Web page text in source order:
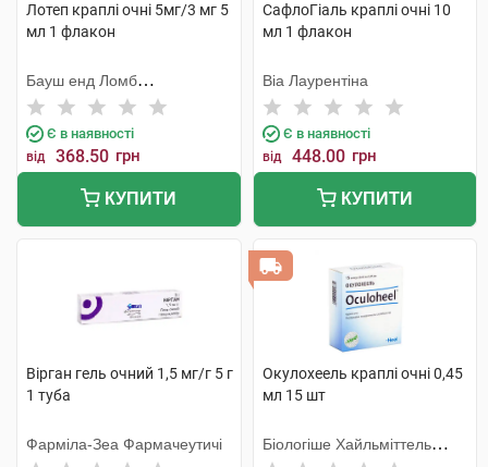
Лотеп краплі очні 5мг/3 мг 5
мл 1 флакон
Бауш енд Ломб
Інкорпорейтед
Є в наявності
від 368.50 грн
КУПИТИ
СафлоГіаль краплі очні 10
мл 1 флакон
Віа Лаурентіна
Є в наявності
від 448.00 грн
КУПИТИ
Вірган гель очний 1,5 мг/г 5 г
1 туба
Фарміла-Зеа Фармачеутичі
Окулохеель краплі очні 0,45
мл 15 шт
Біологіше Хайльміттель